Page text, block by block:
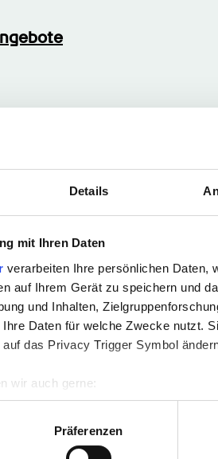
Details
mit Ihren Daten
verarbeiten Ihre persönlichen Daten,
auf Ihrem Gerät zu speichern und
und Inhalten,
Daten für welche Zwecke nutzt.
das Privacy Trigger Symbol
wir auch gerne:
geografische Lage erfassen,
Scannen nach bestimmten
Ihre persönlichen Daten
Präferenzen
einfühlsame,
Interesse für
Umgang mit
ihre oft anstrengende Arbeit
und sind wahre